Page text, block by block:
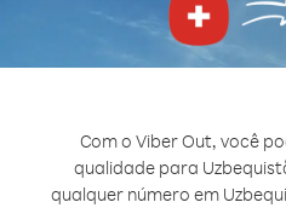
Com o Viber Out, você
qualidade para
qualquer número em